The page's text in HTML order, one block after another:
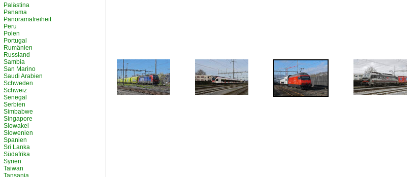
Palästina
Panama
Panoramafreiheit
Peru
Polen
Portugal
Rumänien
Russland
Sambia
San Marino
Saudi Arabien
Schweden
Schweiz
Senegal
Serbien
Simbabwe
Singapore
Slowakei
Slowenien
Spanien
Sri Lanka
Südafrika
Syrien
Taiwan
Tansania